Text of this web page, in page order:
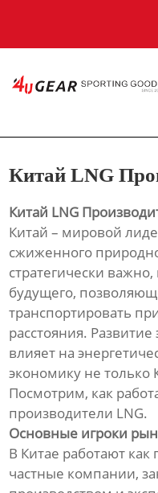
Контакты
Китай LNG
Китай LNG
Китай – мировой
сжиженного
стратегически
будущего,
транспортировать
расстояния.
влияет на
экономику не только
Посмотрим, как
производители LNG.
Основные игроки
В Китае работают как
частные компании,